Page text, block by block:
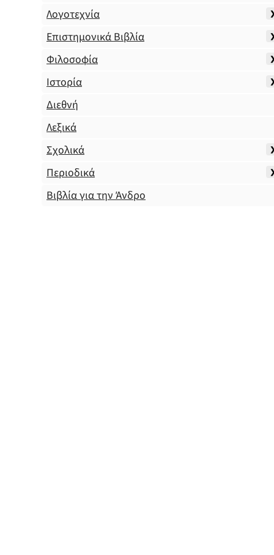
Λογοτεχνία
Επιστημονικά Βιβλία
Φιλοσοφία
Ιστορία
Διεθνή
Λεξικά
Σχολικά
Περιοδικά
Βιβλία για την Άνδρο